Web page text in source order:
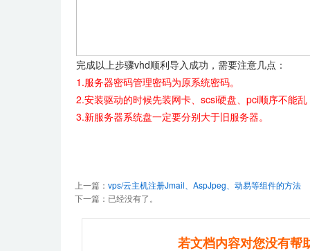
完成以上步骤vhd顺利导入成功，需要注意几点：
1.服务器密码管理密码为原系统密码。
2.安装驱动的时候先装网卡、 scsi硬盘、 pci顺序不能
3.新服务器系统盘一定要分别大于旧服务器。
上一篇： vps/云主机注册Jmail、AspJpeg、动易等组件的方法
下一篇：已经没有了。
若文档内容对您没有帮